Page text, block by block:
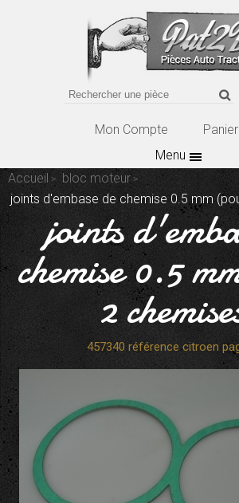
Mon Compte
Panier
Menu
Accueil
bloc moteur
joints d'embase de chemise 0.5 mm
joints
chemise 0.5
2
457340 référence citroen